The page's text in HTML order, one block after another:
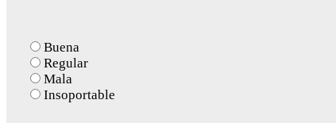
Buena
Regular
Mala
Insoportable